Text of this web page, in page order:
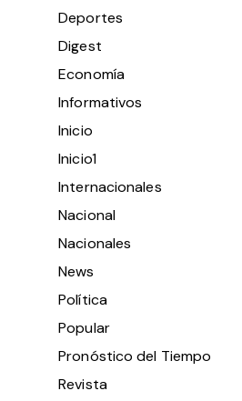
Deportes
Digest
Economía
Informativos
Inicio
Inicio1
Internacionales
Nacional
Nacionales
News
Política
Popular
Pronóstico del Tiempo
Revista